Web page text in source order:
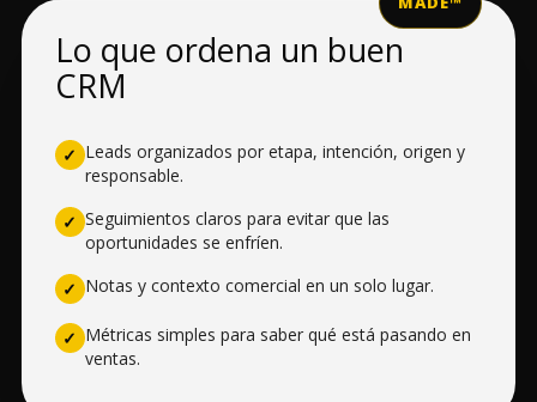
Lo que ordena un buen
CRM
✓ Leads organizados por etapa, intención, origen y
responsable.
✓ Seguimientos claros para evitar que las
oportunidades se enfríen.
✓ Notas y contexto comercial en un solo lugar.
✓ Métricas simples para saber qué está pasando en
ventas.